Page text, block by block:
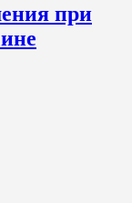
при